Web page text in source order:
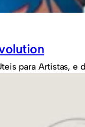
para Artistas, e